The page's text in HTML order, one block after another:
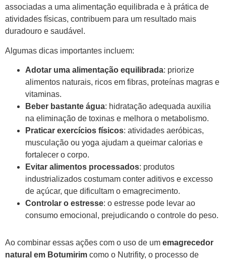
associadas a uma alimentação equilibrada e à prática de
atividades físicas, contribuem para um resultado mais
duradouro e saudável.
Algumas dicas importantes incluem:
Adotar uma alimentação equilibrada: priorize
alimentos naturais, ricos em fibras, proteínas magras e
vitaminas.
Beber bastante água: hidratação adequada auxilia
na eliminação de toxinas e melhora o metabolismo.
Praticar exercícios físicos: atividades aeróbicas,
musculação ou yoga ajudam a queimar calorias e
fortalecer o corpo.
Evitar alimentos processados: produtos
industrializados costumam conter aditivos e excesso
de açúcar, que dificultam o emagrecimento.
Controlar o estresse: o estresse pode levar ao
consumo emocional, prejudicando o controle do peso.
Ao combinar essas ações com o uso de um emagrecedor
natural em Botumirim como o Nutrifity, o processo de